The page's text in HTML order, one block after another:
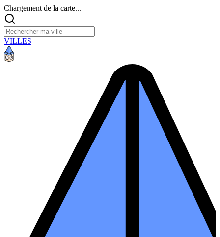
Chargement de la carte...
VILLES